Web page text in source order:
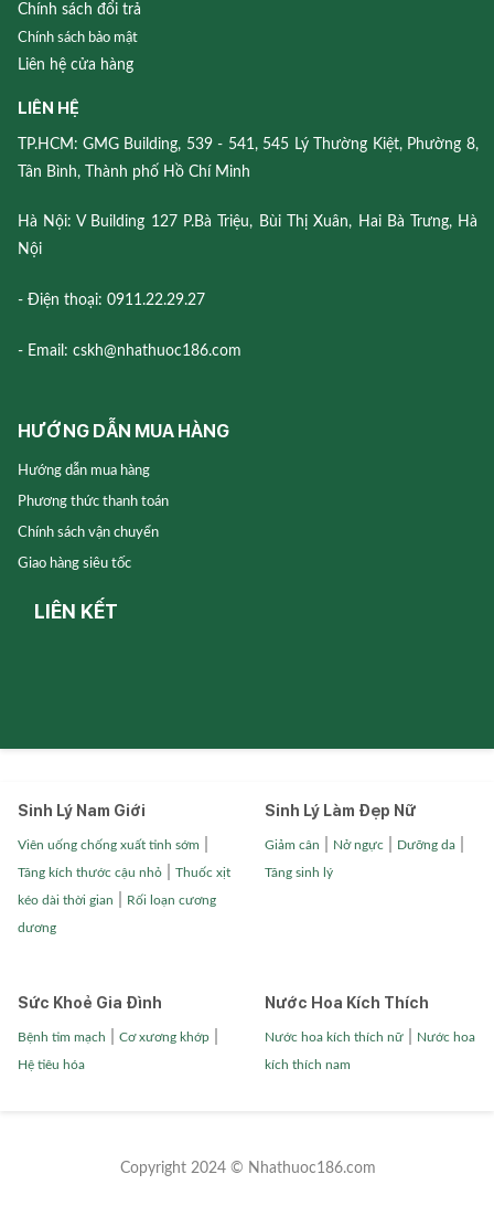
Chính sách đổi trả
Chính sách bảo mật
Liên hệ cửa hàng
LIÊN HỆ
TP.HCM: GMG Building, 539 - 541, 545 Lý Thường Kiệt, Phường 8,
Tân Bình, Thành phố Hồ Chí Minh
Hà Nội: V Building 127 P.Bà Triệu, Bùi Thị Xuân, Hai Bà Trưng, Hà
Nội
- Điện thoại: 0911.22.29.27
- Email: cskh@nhathuoc186.com
HƯỚNG DẪN MUA HÀNG
Hướng dẫn mua hàng
Phương thức thanh toán
Chính sách vận chuyển
Giao hàng siêu tốc
LIÊN KẾT
Sinh Lý Nam Giới
Viên uống chống xuất tinh sớm
Tăng kích thước cậu nhỏ| Thuốc xịt
kéo dài thời gian Rối loạn cương
dương
Sinh Lý Làm Đẹp Nữ
Giảm cân Nở ngực Dưỡng da|
Tăng sinh lý
Sức Khoẻ Gia Đình
Bệnh tim mạch Cơ xương khớp|
Hệ tiêu hóa
Nước Hoa Kích Thích
Nước hoa kích thích nữ| Nước hoa
kích thích nam
Copyright 2024 © Nhathuoc186.com